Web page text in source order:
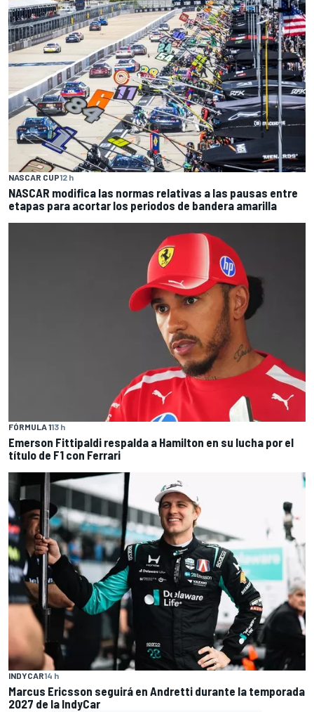
NASCAR CUP12 h
NASCAR modifica las normas relativas a las pausas entre
etapas para acortar los periodos de bandera amarilla
FÓRMULA 113 h
Emerson Fittipaldi respalda a Hamilton en su lucha por el
título de F1 con Ferrari
INDYCAR14 h
Marcus Ericsson seguirá en Andretti durante la temporada
2027 de la IndyCar